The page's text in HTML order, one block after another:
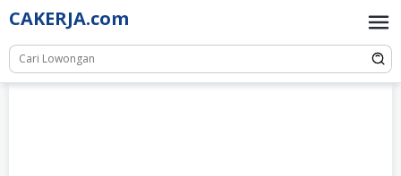
Skip
to
content
CAKERJA.com